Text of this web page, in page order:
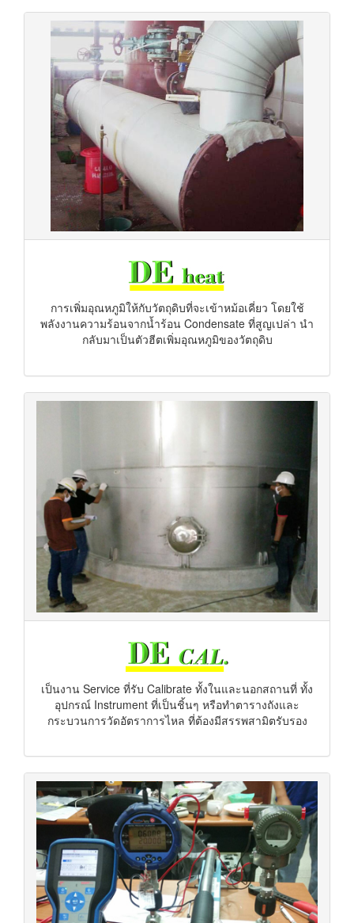
การเพิ่มอุณหภูมิให้กับวัตถุดิบที่จะเข้าหม้อเคี่ยว โดยใช้
พลังงานความร้อนจากน้ำร้อน Condensate ที่สูญเปล่า นำ
กลับมาเป็นตัวฮีตเพิ่มอุณหภูมิของวัตถุดิบ
เป็นงาน Service ที่รับ Calibrate ทั้งในและนอกสถานที่ ทั้ง
อุปกรณ์ Instrument ที่เป็นชิ้นๆ หรือทำตารางถังและ
กระบวนการวัดอัตราการไหล ที่ต้องมีสรรพสามิตรับรอง